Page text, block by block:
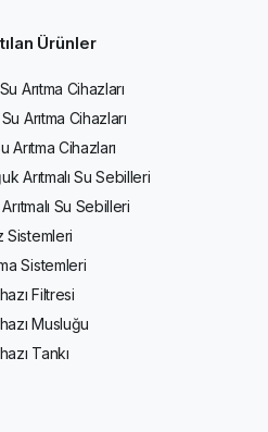
Ürünler
Arıtma Cihazları
Arıtma Cihazları
Arıtma Cihazları
Arıtmalı Su Sebilleri
Su Sebilleri
Sistemleri
Sistemleri
Filtresi
Musluğu
Tankı